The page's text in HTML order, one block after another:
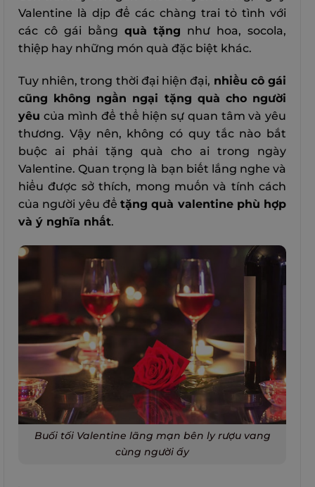
Valentine là dịp để các chàng trai tỏ tình với
các cô gái bằng quà tặng như hoa, socola,
thiệp hay những món quà đặc biệt khác.
Tuy nhiên, trong thời đại hiện đại, nhiều cô gái
cũng không ngần ngại tặng quà cho người
yêu của mình để thể hiện sự quan tâm và yêu
thương. Vậy nên, không có quy tắc nào bắt
buộc ai phải tặng quà cho ai trong ngày
Valentine. Quan trọng là bạn biết lắng nghe và
hiểu được sở thích, mong muốn và tính cách
của người yêu để tặng quà valentine phù hợp
và ý nghĩa nhất.
Buối tối Valentine lãng mạn bên ly rượu vang
cùng người ấy